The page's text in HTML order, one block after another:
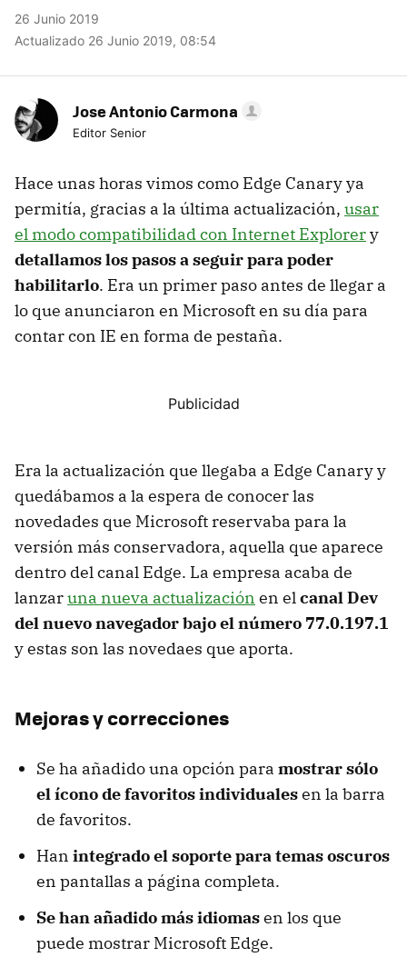
26 Junio 2019
Actualizado 26 Junio 2019, 08:54
Jose Antonio Carmona
Editor Senior
Hace unas horas vimos como Edge Canary ya
permitía, gracias a la última actualización, usar
el modo compatibilidad con Internet Explorery
detallamos los pasos a seguir para poder
habilitarlo. Era un primer paso antes de llegar a
lo que anunciaron en Microsoft en su día para
contar con IE en forma de pestaña.
Era la actualización que llegaba a Edge Canary y
quedábamos a la espera de conocer las
novedades que Microsoft reservaba para la
versión más conservadora, aquella que aparece
dentro del canal Edge. La empresa acaba de
lanzaruna nueva actualización en elcanal Dev
del nuevo navegador bajo el número 77.0.197.1
y estas son las novedaes que aporta.
Mejoras y correcciones
Se ha añadido una opción para mostrar sólo
el ícono de favoritos individualesen la barra
de favoritos.
Han integrado el soporte para temas oscuros
en pantallas a página completa.
Se han añadido más idiomasen los que
puede mostrar Microsoft Edge.